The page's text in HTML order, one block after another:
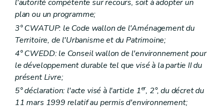
Art. D 46
Art. D 47
Chapitre V Plans communaux d'environnement et de développement de la nature
Art. D 48
Partie V Evaluation des incidences sur l'environnement
Chapitre premier Définitions et principes
Art. D 49
Art. D 50
Art. D 51
Art.D 51/1
Chapitre II Système d'évaluation des incidences des plans et programmes sur l'environnement
l'autorité compétente sur recours, soit à adopter un
plan ou un programme;
3° CWATUP: le Code wallon de l'Aménagement du
Territoire, de l'Urbanisme et du Patrimoine;
4° CWEDD: le Conseil wallon de l'environnement pour
le développement durable tel que visé à la partie II du
présent Livre;
5° déclaration: l'acte visé à l'article 1er, 2°, du décret du
11 mars 1999 relatif au permis d'environnement;